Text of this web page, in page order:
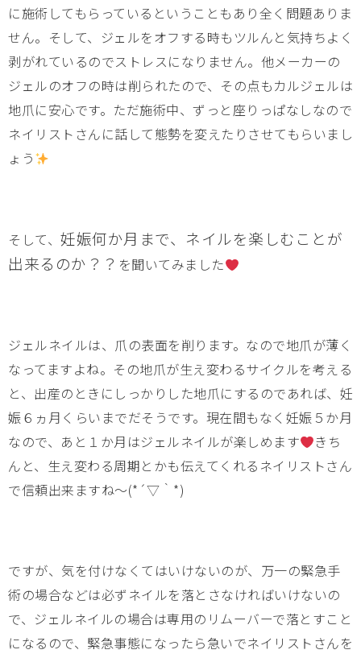
に施術してもらっているということもあり全く問題ありま
せん。そして、ジェルをオフする時もツルんと気持ちよく
剥がれているのでストレスになりません。他メーカーの
ジェルのオフの時は削られたので、その点もカルジェルは
地爪に安心です。ただ施術中、ずっと座りっぱなしなので
ネイリストさんに話して態勢を変えたりさせてもらいまし
ょう
そして、 妊娠何か月まで、ネイルを楽しむことが
出来るのか？？ を聞いてみました
ジェルネイルは、爪の表面を削ります。なので地爪が薄く
なってますよね。その地爪が生え変わるサイクルを考える
と、出産のときにしっかりした地爪にするのであれば、妊
娠６ヵ月くらいまでだそうです。現在間もなく妊娠５か月
なので、あと１か月はジェルネイルが楽しめます
きち
んと、生え変わる周期とかも伝えてくれるネイリストさん
で信頼出来ますね～(*´▽｀*)
ですが、気を付けなくてはいけないのが、万一の緊急手
術の場合などは必ずネイルを落とさなければいけないの
で、ジェルネイルの場合は専用のリムーバーで落とすこと
になるので、緊急事態になったら急いでネイリストさんを